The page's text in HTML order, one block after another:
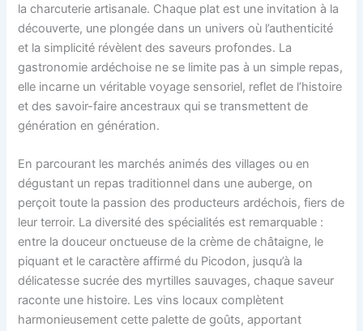
la charcuterie artisanale. Chaque plat est une invitation à la
découverte, une plongée dans un univers où l’authenticité
et la simplicité révèlent des saveurs profondes. La
gastronomie ardéchoise ne se limite pas à un simple repas,
elle incarne un véritable voyage sensoriel, reflet de l’histoire
et des savoir-faire ancestraux qui se transmettent de
génération en génération.
En parcourant les marchés animés des villages ou en
dégustant un repas traditionnel dans une auberge, on
perçoit toute la passion des producteurs ardéchois, fiers de
leur terroir. La diversité des spécialités est remarquable :
entre la douceur onctueuse de la crème de châtaigne, le
piquant et le caractère affirmé du Picodon, jusqu’à la
délicatesse sucrée des myrtilles sauvages, chaque saveur
raconte une histoire. Les vins locaux complètent
harmonieusement cette palette de goûts, apportant